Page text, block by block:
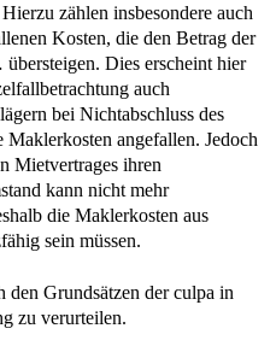
zählen insbesondere auch
Kosten, die den Betrag der
Dies erscheint hier
auch
bei Nichtabschluss des
angefallen. Jedoch
Mietvertrages ihren
kann nicht mehr
die Maklerkosten aus
sein müssen.
Grundsätzen der culpa in
zu verurteilen.